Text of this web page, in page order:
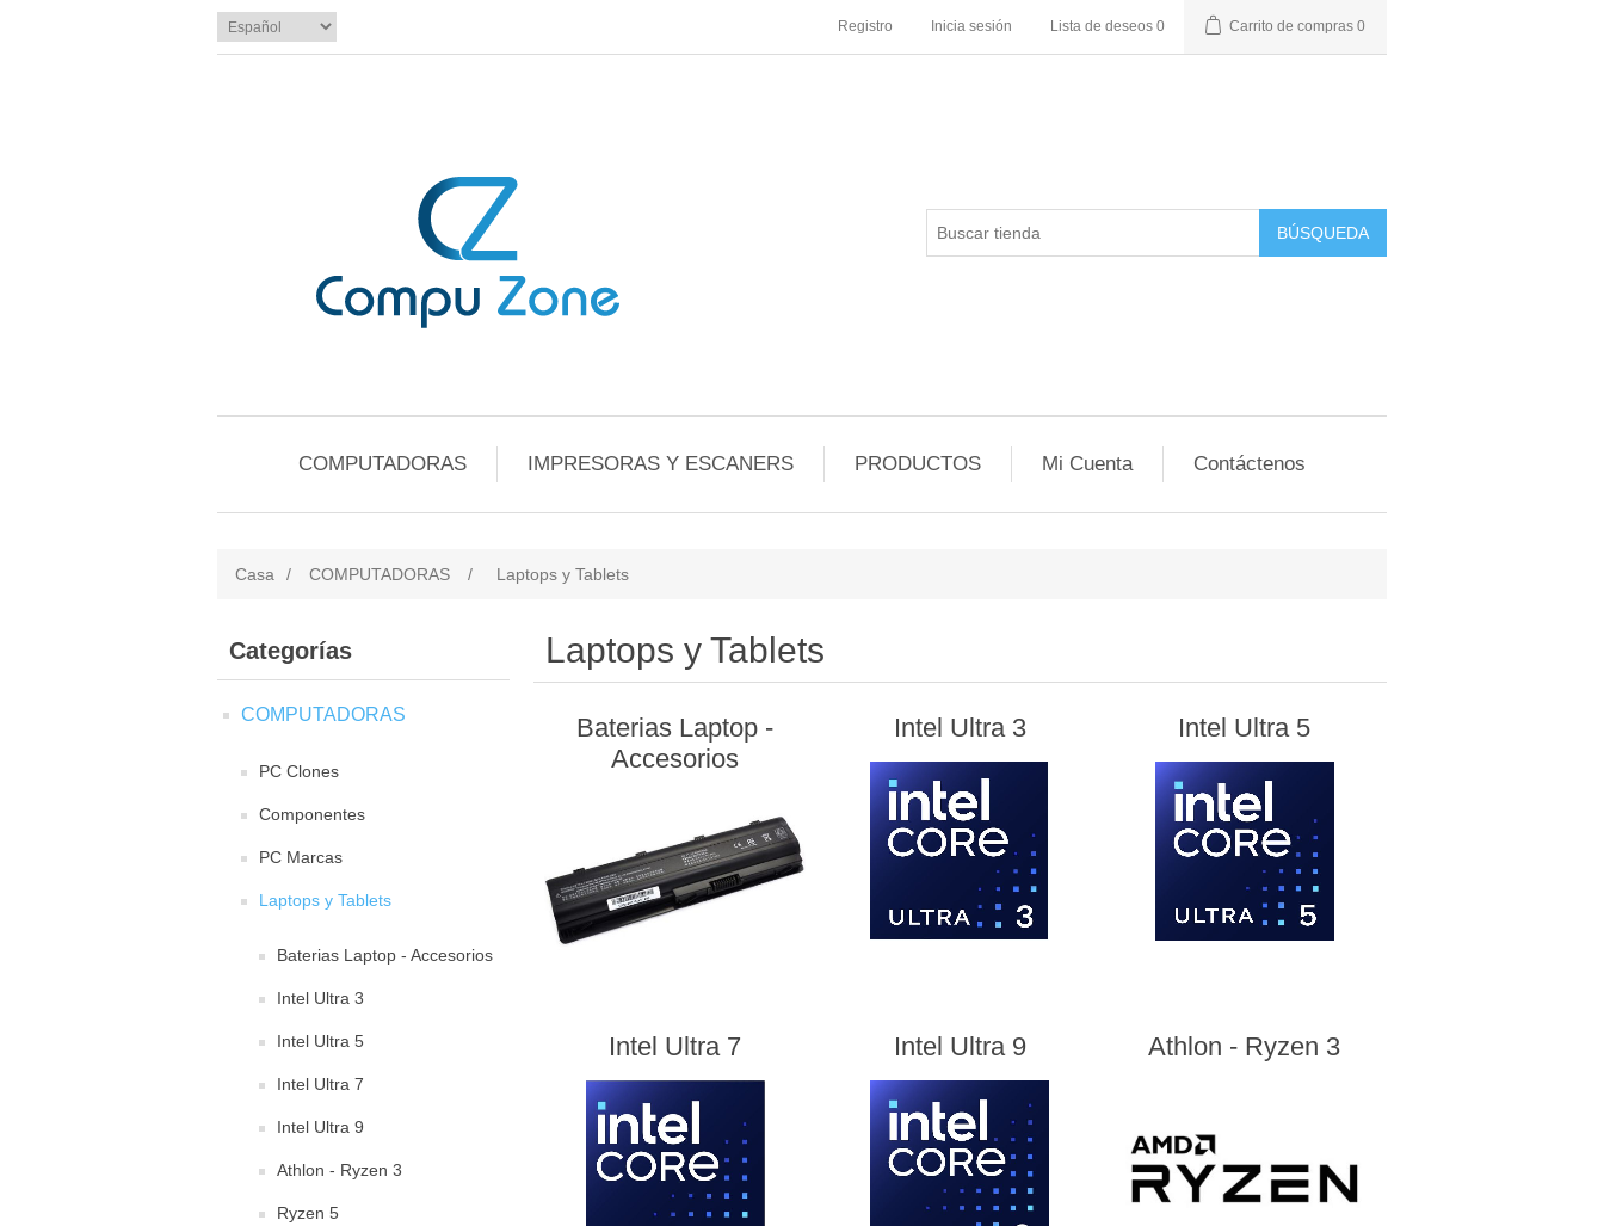
Registro Inicia sesión Lista de deseos 0 Carrito de compras 0
BÚSQUEDA
COMPUTADORAS IMPRESORAS Y ESCANERS PRODUCTOS Mi Cuenta Contáctenos
Casa / COMPUTADORAS / Laptops y Tablets
Categorías
COMPUTADORAS
PC Clones
Componentes
PC Marcas
Laptops y Tablets
Baterias Laptop - Accesorios
Intel Ultra 3
Intel Ultra 5
Intel Ultra 7
Intel Ultra 9
Athlon - Ryzen 3
Ryzen 5
Laptops y Tablets
Baterias Laptop -
Accesorios
Intel Ultra 3 Intel Ultra 5
Intel Ultra 7 Intel Ultra 9 Athlon - Ryzen 3